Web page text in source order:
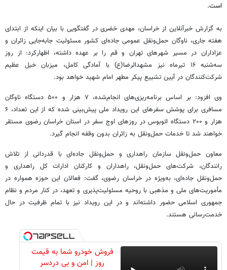
است.
به گزارش خبرآنلاین از خراسان، مهدی خضری در گفتگویی با بیان اینکه از ابتدای
هفته جاری، ناوگان حمل‌ونقل عمومی جاده‌ای کشور مسئولیت جابه‌جایی زائران و
عزاداران در مسیر شهرهای تهران و قم را بر عهده داشته، اظهارکرد: از روز
سه‌شنبه ۱۶ تیرماه نیز مشهدالرضا(ع) با آمادگی کامل، میزبان خیل عظیم
شرکت‌کنندگان در آیین تشییع پیکر مطهر امام شهید خواهد بود.
وی افزود: بر اساس برنامه‌ریزی‌های انجام‌شده، ۷ هزار و ۵۰۰ دستگاه ناوگان
مسافری برای پوشش سفرهای این رویداد ملی پیش‌بینی شده که از این تعداد، ۶
هزار و ۲۰۰ دستگاه اتوبوس در روزهای اوج سفر در استان خراسان رضوی مستقر
خواهند شد تا خدمات حمل‌ونقل به زائران بدون وقفه انجام گیرد.
معاون حمل‌ونقل سازمان راهداری و حمل‌ونقل جاده‌ای با قدردانی از تلاش
رانندگان، شرکت‌های حمل‌ونقل، راهداران و کارکنان ادارات کل راهداری و
حمل‌ونقل جاده‌ای، به‌ویژه در خراسان رضوی، گفت: فعالان این حوزه همواره در
مأموریت‌های ملی و مذهبی با روحیه مسئولیت‌پذیری و تعهد، در کنار مردم و نظام
جمهوری اسلامی حضور داشته‌اند و در این رویداد نیز با تمام ظرفیت در حال
خدمت‌رسانی هستند.
فروش خودرو شما به قیمت
روز | امن و بی دردسر